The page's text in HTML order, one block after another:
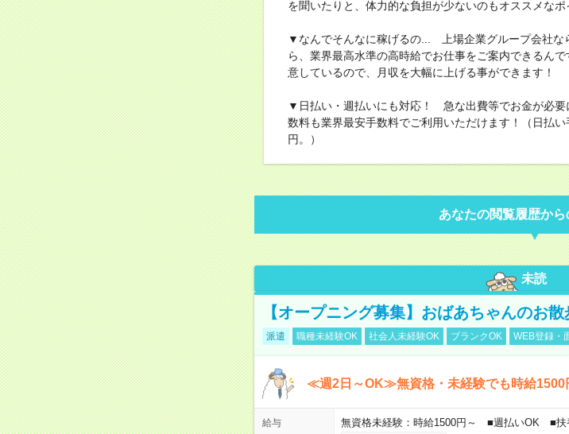
を聞いたりと、体力的な負担が少ないのもオススメなポ
▼なんでそんなに稼げるの... 上場企業グループ会社な
ら、業界最高水準の高時給でお仕事をご案内できるん
意しているので、月収を大幅に上げる事ができます！
▼日払い・週払いにも対応！ 急な出費等でお金が必要
数料も業界最安手数料でご利用いただけます！（日払
円。）
あなたの閲覧履歴から
未読
【オープニング募集】おばあちゃんのお
派遣 職種未経験OK 社会人未経験OK ブランクOK WEB登録・
≪週2日～OK≫無資格・未経験でも時給1500
給与 無資格未経験：時給1500円～ ■週払いOK ■